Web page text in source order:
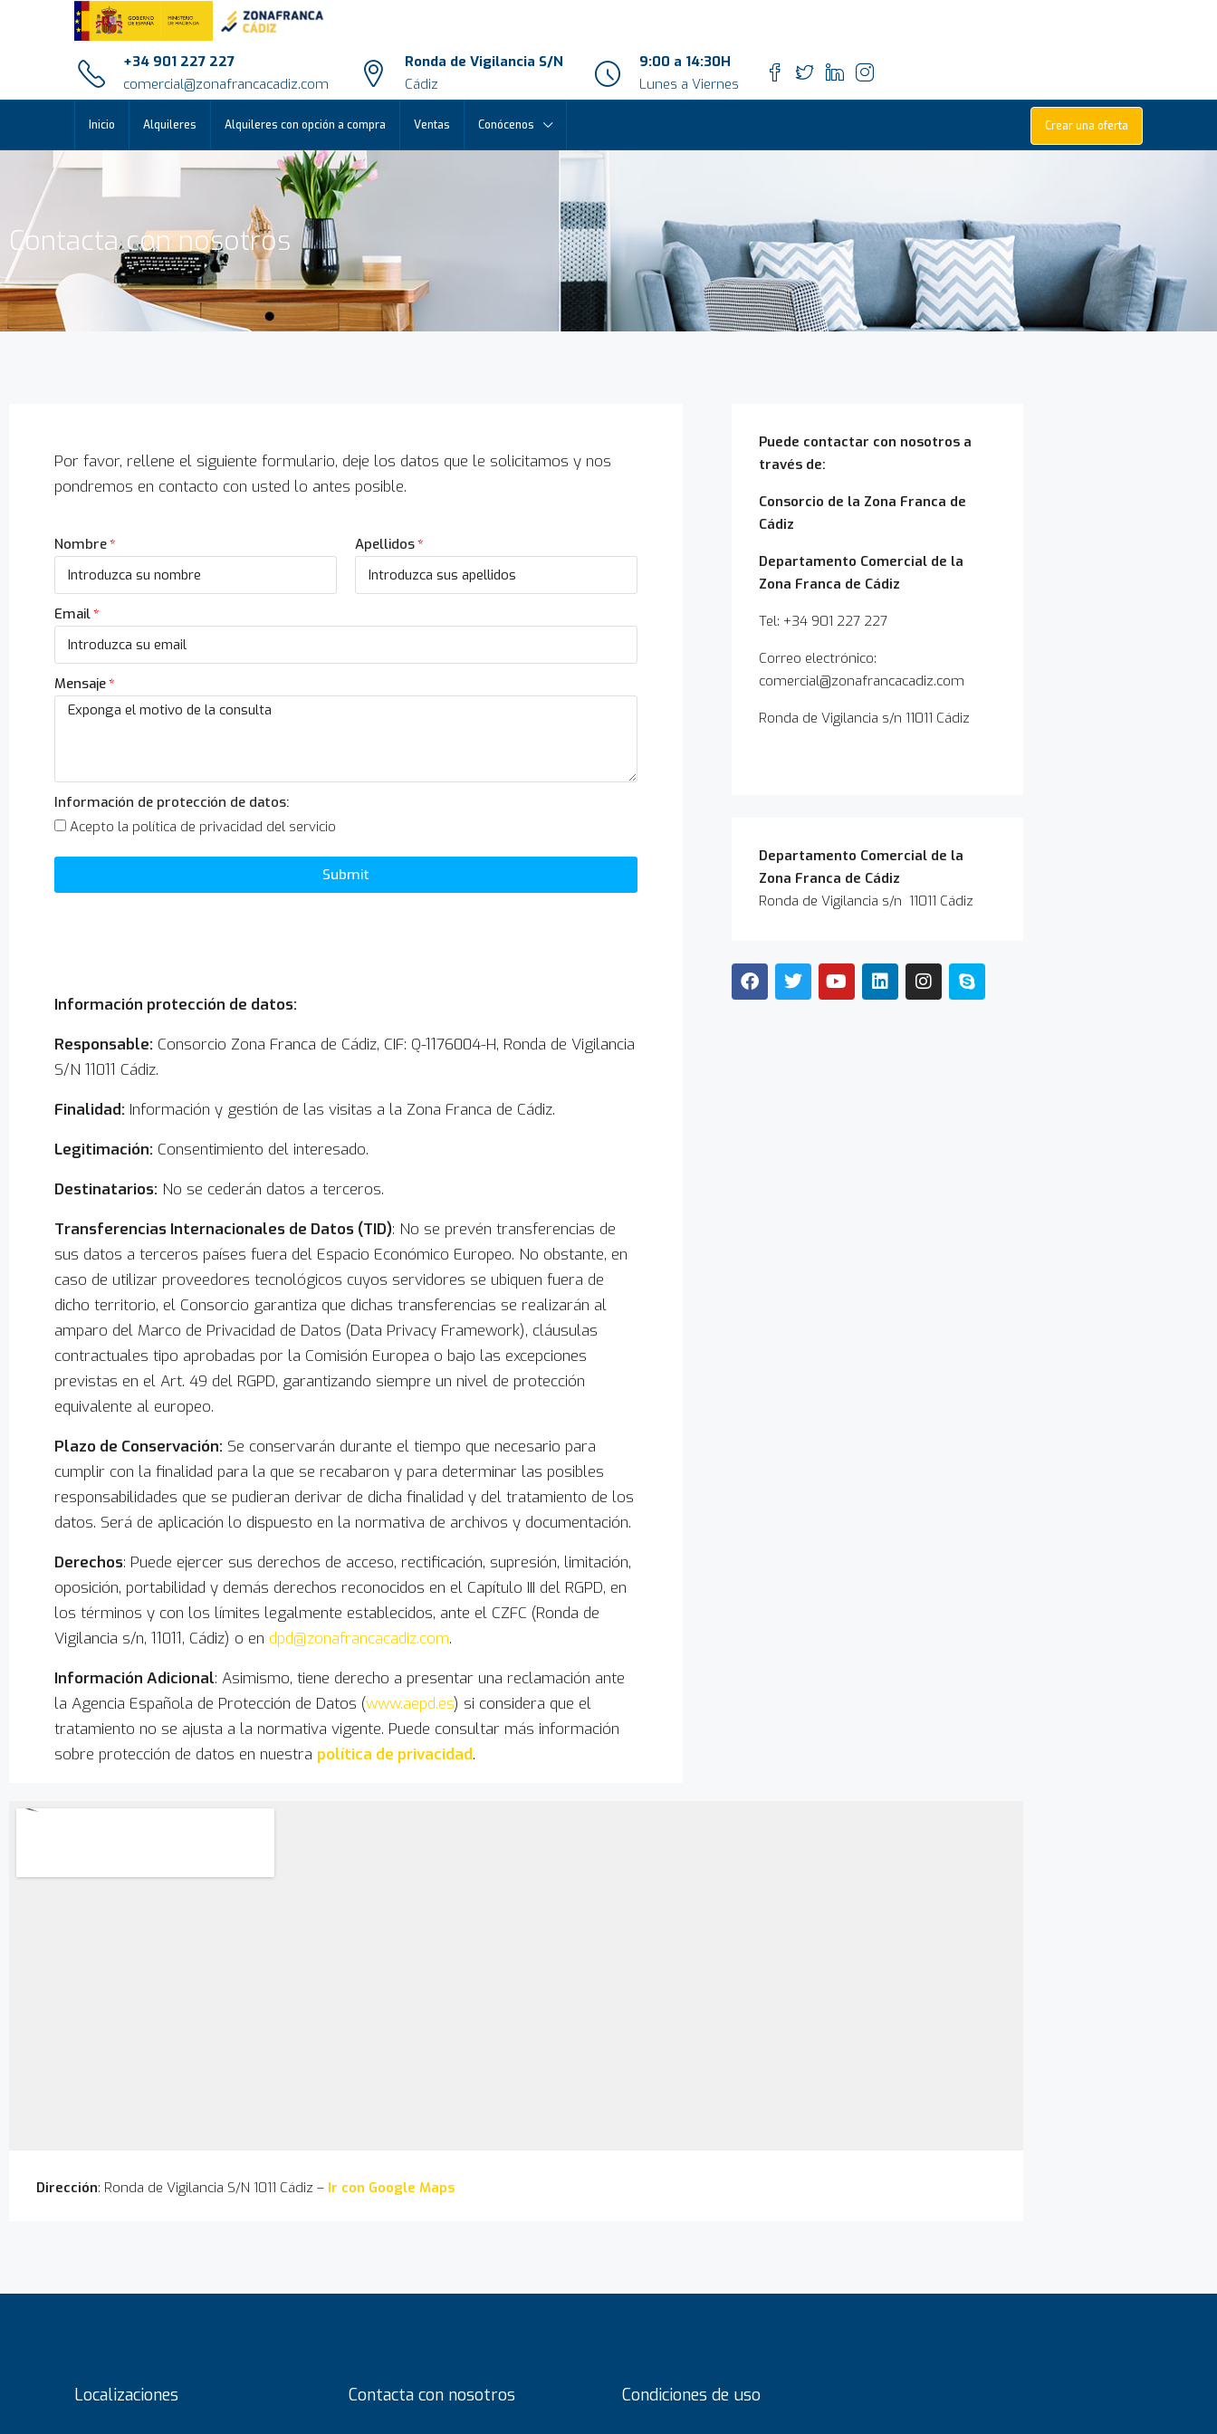
+34 901 227 227
comercial@zonafrancacadiz.com
Ronda de Vigilancia S/N
Cádiz
9:00 a 14:30H
Lunes a Viernes
Inicio Alquileres Alquileres con opción a compra Ventas Conócenos Crear una oferta
Contacta con nosotros
Por favor, rellene el siguiente formulario, deje los datos que le solicitamos y nos
pondremos en contacto con usted lo antes posible.
Nombre Apellidos
Email
Mensaje
Información de protección de datos:
Acepto la política de privacidad del servicio
Submit
Información protección de datos:
Responsable: Consorcio Zona Franca de Cádiz, CIF: Q-1176004-H, Ronda de Vigilancia
S/N 11011 Cádiz.
Finalidad: Información y gestión de las visitas a la Zona Franca de Cádiz.
Legitimación: Consentimiento del interesado.
Destinatarios: No se cederán datos a terceros.
Transferencias Internacionales de Datos (TID): No se prevén transferencias de
sus datos a terceros países fuera del Espacio Económico Europeo. No obstante, en
caso de utilizar proveedores tecnológicos cuyos servidores se ubiquen fuera de
dicho territorio, el Consorcio garantiza que dichas transferencias se realizarán al
amparo del Marco de Privacidad de Datos (Data Privacy Framework), cláusulas
contractuales tipo aprobadas por la Comisión Europea o bajo las excepciones
previstas en el Art. 49 del RGPD, garantizando siempre un nivel de protección
equivalente al europeo.
Plazo de Conservación: Se conservarán durante el tiempo que necesario para
cumplir con la finalidad para la que se recabaron y para determinar las posibles
responsabilidades que se pudieran derivar de dicha finalidad y del tratamiento de los
datos. Será de aplicación lo dispuesto en la normativa de archivos y documentación.
Derechos: Puede ejercer sus derechos de acceso, rectificación, supresión, limitación,
oposición, portabilidad y demás derechos reconocidos en el Capítulo III del RGPD, en
los términos y con los límites legalmente establecidos, ante el CZFC (Ronda de
Vigilancia s/n, 11011, Cádiz) o en dpd@zonafrancacadiz.com.
Información Adicional: Asimismo, tiene derecho a presentar una reclamación ante
la Agencia Española de Protección de Datos (www.aepd.es) si considera que el
tratamiento no se ajusta a la normativa vigente. Puede consultar más información
sobre protección de datos en nuestra política de privacidad.
Puede contactar con nosotros a
través de:
Consorcio de la Zona Franca de
Cádiz
Departamento Comercial de la
Zona Franca de Cádiz
Tel: +34 901 227 227
Correo electrónico:
comercial@zonafrancacadiz.com
Ronda de Vigilancia s/n 11011 Cádiz
Departamento Comercial de la
Zona Franca de Cádiz
Ronda de Vigilancia s/n 11011 Cádiz
Dirección: Ronda de Vigilancia S/N 1011 Cádiz – Ir con Google Maps
Localizaciones Contacta con nosotros Condiciones de uso